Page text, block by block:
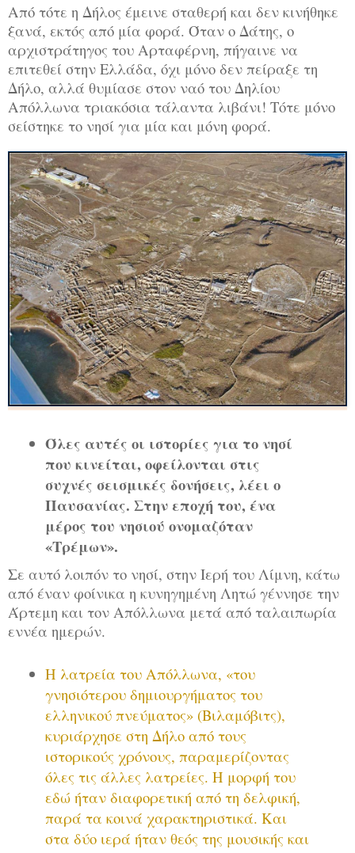
Από τότε η Δήλος έμεινε σταθερή και δεν κινήθηκε
ξανά, εκτός από μία φορά. Όταν ο Δάτης, ο
αρχιστράτηγος του Αρταφέρνη, πήγαινε να
επιτεθεί στην Ελλάδα, όχι μόνο δεν πείραξε τη
Δήλο, αλλά θυμίασε στον ναό του Δηλίου
Απόλλωνα τριακόσια τάλαντα λιβάνι! Τότε μόνο
σείστηκε το νησί για μία και μόνη φορά.
Όλες αυτές οι ιστορίες για το νησί
που κινείται, οφείλονται στις
συχνές σεισμικές δονήσεις, λέει ο
Παυσανίας. Στην εποχή του, ένα
μέρος του νησιού ονομαζόταν
«Τρέμων».
Σε αυτό λοιπόν το νησί, στην Ιερή του Λίμνη, κάτω
από έναν φοίνικα η κυνηγημένη Λητώ γέννησε την
Άρτεμη και τον Απόλλωνα μετά από ταλαιπωρία
εννέα ημερών.
H λατρεία του Απόλλωνα, «του
γνησιότερου δημιουργήματος του
ελληνικού πνεύματος» (Βιλαμόβιτς),
κυριάρχησε στη Δήλο από τους
ιστορικούς χρόνους, παραμερίζοντας
όλες τις άλλες λατρείες. H μορφή του
εδώ ήταν διαφορετική από τη δελφική,
παρά τα κοινά χαρακτηριστικά. Και
στα δύο ιερά ήταν θεός της μουσικής και